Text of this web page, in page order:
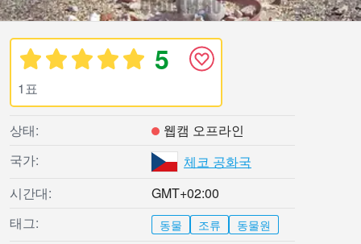
5
1표
상태:
웹캠 오프라인
국가:
체코 공화국
시간대:
GMT+02:00
태그:
동물 조류 동물원